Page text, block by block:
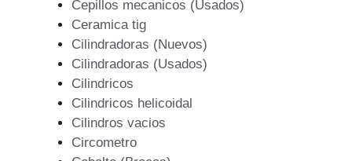
Cepillos mecanicos (Usados)
Ceramica tig
Cilindradoras (Nuevos)
Cilindradoras (Usados)
Cilindricos
Cilindricos helicoidal
Cilindros vacios
Circometro